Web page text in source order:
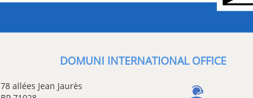
DOMUNI INTERNATIONAL OFFICE
78 allées Jean Jaurès